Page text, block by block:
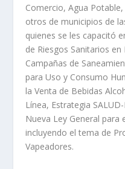
Comercio, Agua
otros de municipios de
quienes se les capacitó
de Riesgos Sanitarios
Campañas de
para Uso y Consumo
la Venta de Bebidas
Línea, Estrategia
Nueva Ley General para
incluyendo el tema de
Vapeadores.